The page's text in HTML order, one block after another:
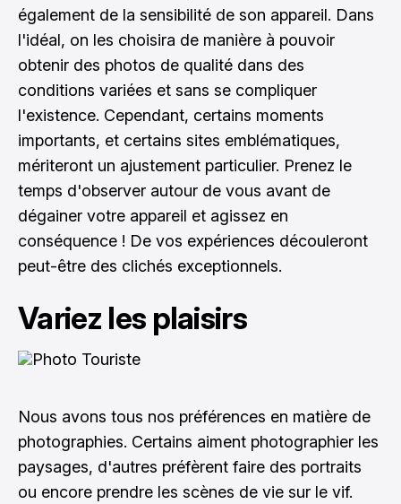
également de la sensibilité de son appareil. Dans
l'idéal, on les choisira de manière à pouvoir
obtenir des photos de qualité dans des
conditions variées et sans se compliquer
l'existence. Cependant, certains moments
importants, et certains sites emblématiques,
mériteront un ajustement particulier. Prenez le
temps d'observer autour de vous avant de
dégainer votre appareil et agissez en
conséquence ! De vos expériences découleront
peut-être des clichés exceptionnels.
Variez les plaisirs
Nous avons tous nos préférences en matière de
photographies. Certains aiment photographier les
paysages, d'autres préfèrent faire des portraits
ou encore prendre les scènes de vie sur le vif.